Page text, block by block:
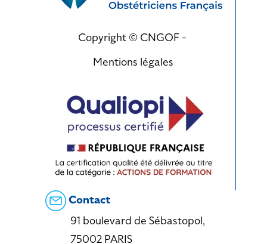
Copyright © CNGOF -
Mentions légales
Contact
91 boulevard de Sébastopol,
75002 PARIS